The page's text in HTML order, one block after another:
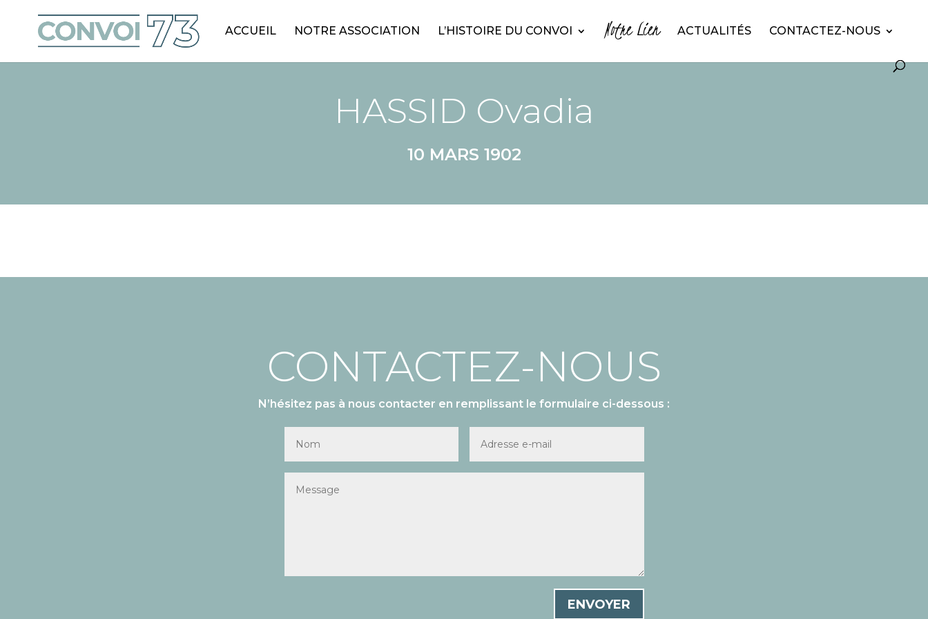
ACCUEIL NOTRE ASSOCIATION L’HISTOIRE DU CONVOI Notre Lien ACTUALITÉS CONTACTEZ-NOUS
HASSID Ovadia
10 MARS 1902
CONTACTEZ-NOUS
N’hésitez pas à nous contacter en remplissant le formulaire ci-dessous :
ENVOYER